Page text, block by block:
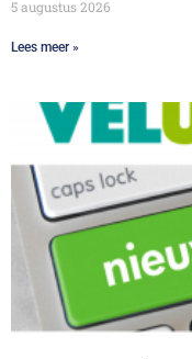
5 augustus 2026
Lees meer »